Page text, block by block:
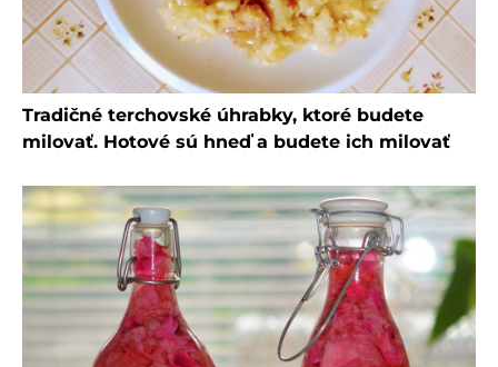
Tradičné terchovské úhrabky, ktoré budete
milovať. Hotové sú hneď a budete ich milovať